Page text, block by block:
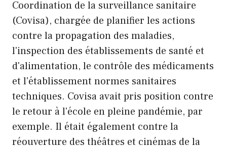
Coordination de la surveillance sanitaire
(Covisa), chargée de planifier les actions
contre la propagation des maladies,
l'inspection des établissements de santé et
d'alimentation, le contrôle des médicaments
et l'établissement normes sanitaires
techniques. Covisa avait pris position contre
le retour à l'école en pleine pandémie, par
exemple. Il était également contre la
réouverture des théâtres et cinémas de la